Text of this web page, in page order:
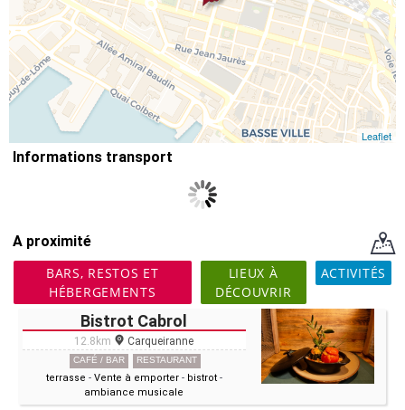
Leaflet
Informations transport
A proximité
BARS, RESTOS ET
HÉBERGEMENTS
LIEUX À
DÉCOUVRIR
ACTIVITÉS
Bistrot Cabrol
12.8km Carqueiranne
CAFÉ / BAR RESTAURANT
terrasse - Vente à emporter - bistrot -
ambiance musicale